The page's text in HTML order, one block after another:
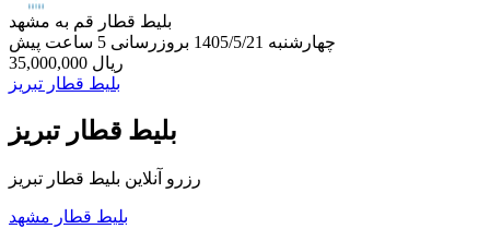
بلیط قطار قم به مشهد
چهارشنبه 1405/5/21
بروزرسانی 5 ساعت پیش
35,000,000 ریال
بلیط قطار تبریز
بلیط قطار تبریز
رزرو آنلاین بلیط قطار تبریز
بلیط قطار مشهد